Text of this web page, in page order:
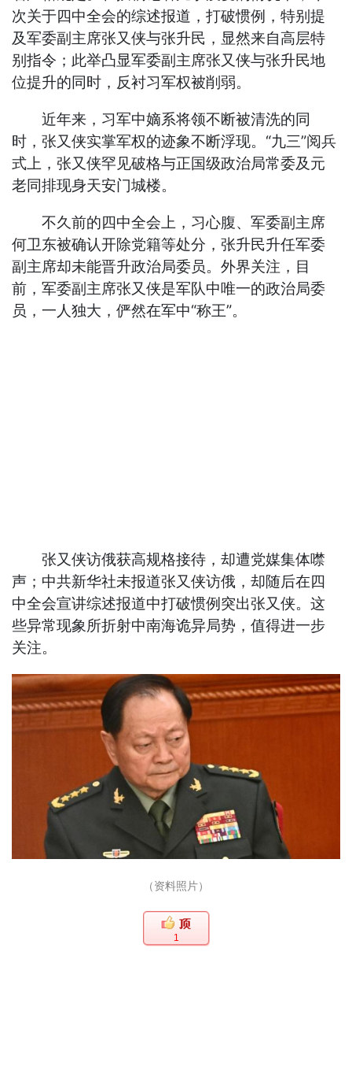
次关于四中全会的综述报道，打破惯例，特别提
及军委副主席张又侠与张升民，显然来自高层特
别指令；此举凸显军委副主席张又侠与张升民地
位提升的同时，反衬习军权被削弱。
近年来，习军中嫡系将领不断被清洗的同
时，张又侠实掌军权的迹象不断浮现。“九三”阅兵
式上，张又侠罕见破格与正国级政治局常委及元
老同排现身天安门城楼。
不久前的四中全会上，习心腹、军委副主席
何卫东被确认开除党籍等处分，张升民升任军委
副主席却未能晋升政治局委员。外界关注，目
前，军委副主席张又侠是军队中唯一的政治局委
员，一人独大，俨然在军中“称王”。
张又侠访俄获高规格接待，却遭党媒集体噤
声；中共新华社未报道张又侠访俄，却随后在四
中全会宣讲综述报道中打破惯例突出张又侠。这
些异常现象所折射中南海诡异局势，值得进一步
关注。
（资料照片）
1